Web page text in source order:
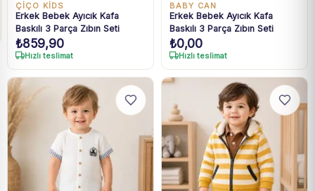
ÇİÇO KİDS
Erkek Bebek Ayıcık Kafa
Baskılı 3 Parça Zıbın Seti
₺859,90
Hızlı teslimat
BABY CAN
Erkek Bebek Ayıcık Kafa
Baskılı 3 Parça Zıbın Seti
₺0,00
Hızlı teslimat